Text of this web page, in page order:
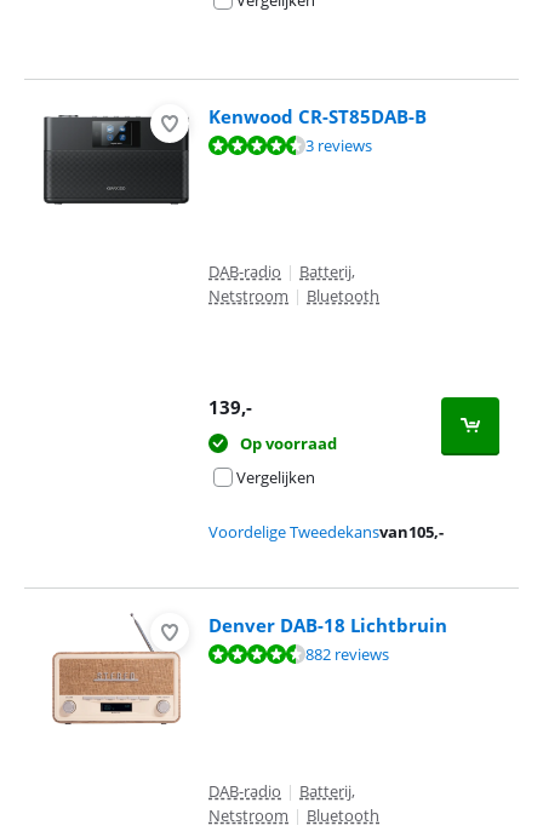
Kenwood CR-ST85DAB-B
Beoordeling is 9,3 van de 10, gebaseerd op 3 reviews.
3 reviews
DAB-radio | Batterij,
Netstroom | Bluetooth
139,-
Op voorraad
Vergelijken
Voordelige Tweedekansvan105,-
Denver DAB-18 Lichtbruin
Beoordeling is 8,9 van de 10, gebaseerd op 882 reviews.
882 reviews
DAB-radio | Batterij,
Netstroom | Bluetooth